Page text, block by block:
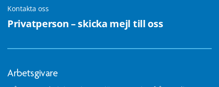
Kontakta oss
Privatperson – skicka mejl till oss
Arbetsgivare